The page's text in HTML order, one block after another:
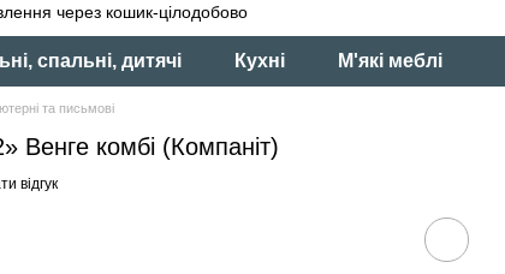
через кошик-цілодобово
спальні, дитячі Кухні М'які меблі
та письмові
Венге комбі (Компаніт)
відгук